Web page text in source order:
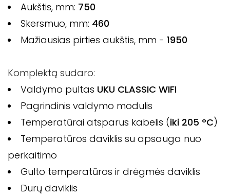
Aukštis, mm: 750
Skersmuo, mm: 460
Mažiausias pirties aukštis, mm - 1950
Komplektą sudaro:
Valdymo pultas UKU CLASSIC WIFI
Pagrindinis valdymo modulis
Temperatūrai atsparus kabelis (iki 205 °C)
Temperatūros daviklis su apsauga nuo
perkaitimo
Gulto temperatūros ir drėgmės daviklis
Durų daviklis